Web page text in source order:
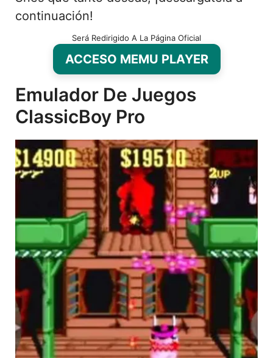
continuación!
Será Redirigido A La Página Oficial
ACCESO MEMU PLAYER
Emulador De Juegos
ClassicBoy Pro